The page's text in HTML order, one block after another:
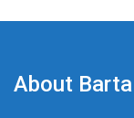
About Barta